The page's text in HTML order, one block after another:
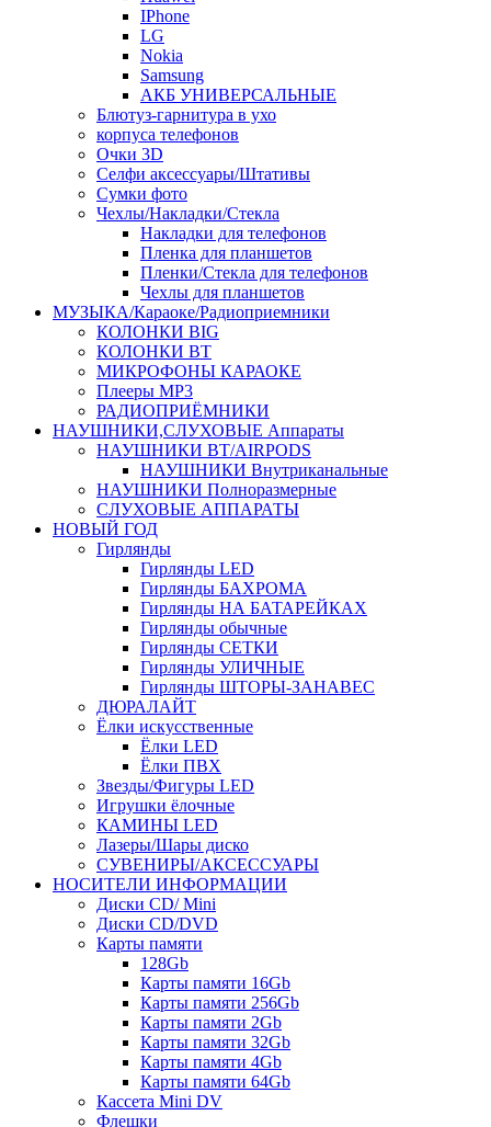
IPhone
LG
Nokia
Samsung
АКБ УНИВЕРСАЛЬНЫЕ
Блютуз-гарнитура в ухо
корпуса телефонов
Очки 3D
Селфи аксессуары/Штативы
Сумки фото
Чехлы/Накладки/Стекла
Накладки для телефонов
Пленка для планшетов
Пленки/Стекла для телефонов
Чехлы для планшетов
МУЗЫКА/Караоке/Радиоприемники
КОЛОНКИ BIG
КОЛОНКИ BT
МИКРОФОНЫ КАРАОКЕ
Плееры MP3
РАДИОПРИЁМНИКИ
НАУШНИКИ,СЛУХОВЫЕ Аппараты
НАУШНИКИ BT/AIRPODS
НАУШНИКИ Внутриканальные
НАУШНИКИ Полноразмерные
СЛУХОВЫЕ АППАРАТЫ
НОВЫЙ ГОД
Гирлянды
Гирлянды LED
Гирлянды БАХРОМА
Гирлянды НА БАТАРЕЙКАХ
Гирлянды обычные
Гирлянды СЕТКИ
Гирлянды УЛИЧНЫЕ
Гирлянды ШТОРЫ-ЗАНАВЕС
ДЮРАЛАЙТ
Ёлки искусственные
Ёлки LED
Ёлки ПВХ
Звезды/Фигуры LED
Игрушки ёлочные
КАМИНЫ LED
Лазеры/Шары диско
СУВЕНИРЫ/АКСЕССУАРЫ
НОСИТЕЛИ ИНФОРМАЦИИ
Диски CD/ Mini
Диски CD/DVD
Карты памяти
128Gb
Карты памяти 16Gb
Карты памяти 256Gb
Карты памяти 2Gb
Карты памяти 32Gb
Карты памяти 4Gb
Карты памяти 64Gb
Кассета Mini DV
Флешки